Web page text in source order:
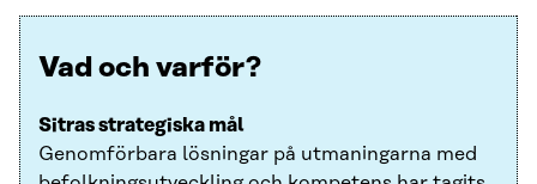
Vad och varför?
Sitras strategiska mål
Genomförbara lösningar på utmaningarna med